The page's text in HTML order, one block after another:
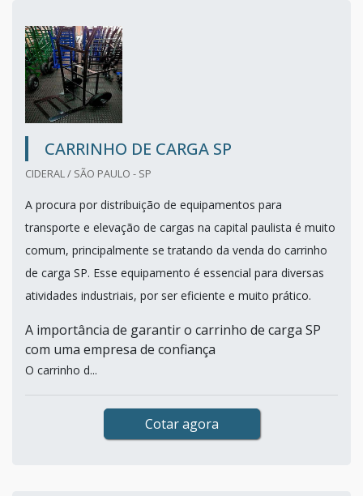
CARRINHO DE CARGA SP
CIDERAL / SÃO PAULO - SP
A procura por distribuição de equipamentos para
transporte e elevação de cargas na capital paulista é muito
comum, principalmente se tratando da venda do carrinho
de carga SP. Esse equipamento é essencial para diversas
atividades industriais, por ser eficiente e muito prático.
A importância de garantir o carrinho de carga SP
com uma empresa de confiança
O carrinho d...
Cotar agora